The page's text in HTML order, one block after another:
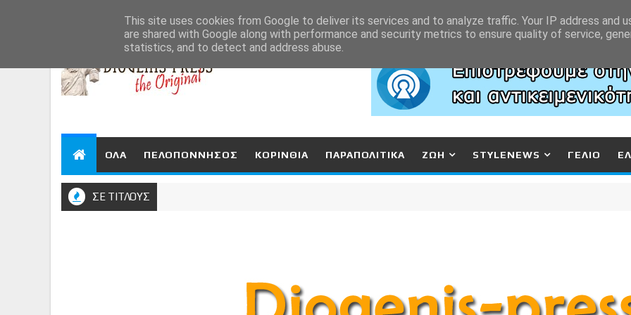
ΟΛΑ ΠΕΛΟΠΟΝΝΗΣΟΣ ΚΟΡΙΝΘΙΑ ΠΑΡΑΠΟΛΙΤΙΚΑ ΖΩΗ STYLENEWS ΓΕΛΙΟ
ΣΕ ΤΙΤΛΟΥΣ
This site uses cookies from Google to deliver its services and to analyze traffic. Your IP address and
are shared with Google along with performance and security metrics to ensure quality of service,
statistics, and to detect and address abuse.